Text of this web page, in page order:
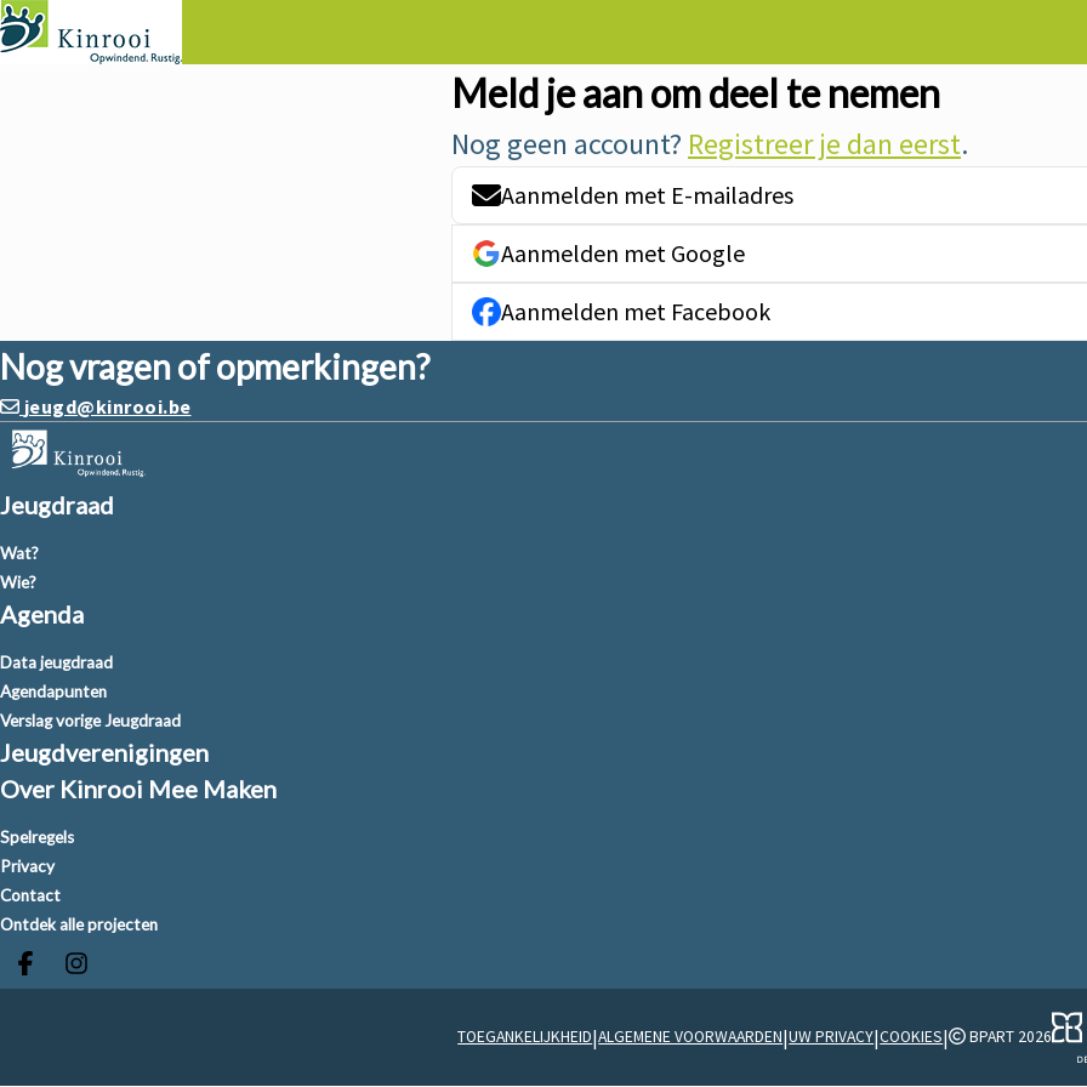
Meld je aan om deel te nemen
Nog geen account? Registreer je dan eerst.
Aanmelden met E-mailadres
Aanmelden met Google
Aanmelden met Facebook
Nog vragen of opmerkingen?
jeugd@kinrooi.be
Jeugdraad
Wat?
Wie?
Agenda
Data jeugdraad
Agendapunten
Verslag vorige Jeugdraad
Jeugdverenigingen
Over Kinrooi Mee Maken
Spelregels
Privacy
Contact
Ontdek alle projecten
Deel op facebook
Deel op Instagram
TOEGANKELIJKHEID|ALGEMENE VOORWAARDEN|UW PRIVACY|COOKIES| BPART 2026